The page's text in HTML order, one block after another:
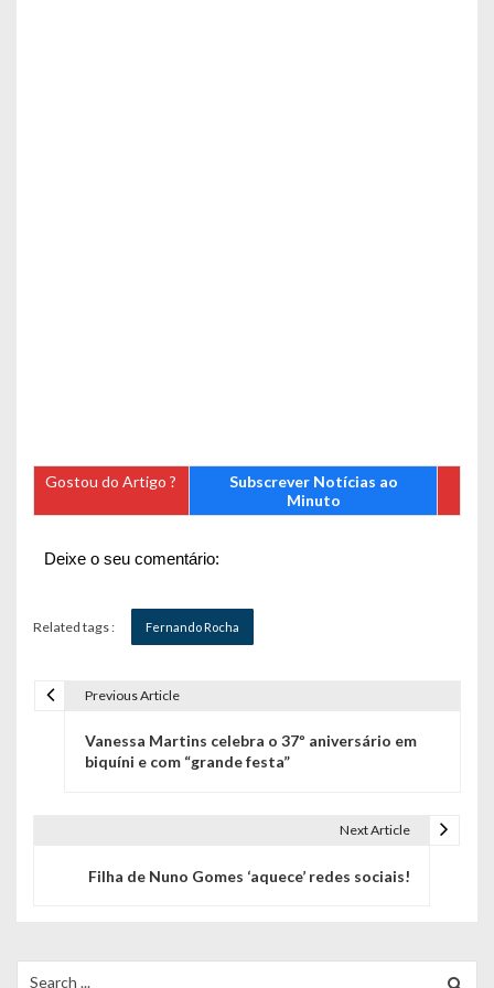
Gostou do Artigo ?
Subscrever Notícias ao
Minuto
Deixe o seu comentário:
Related tags : Fernando Rocha
Previous Article
Vanessa Martins celebra o 37º aniversário em
biquíni e com “grande festa”
Next Article
Filha de Nuno Gomes ‘aquece’ redes sociais!